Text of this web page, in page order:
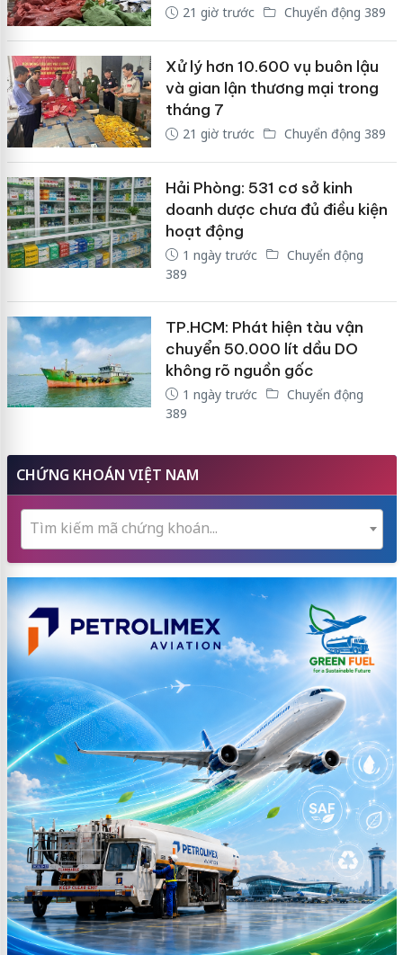
21 giờ trước Chuyển động 389
Xử lý hơn 10.600 vụ buôn lậu
và gian lận thương mại trong
tháng 7
21 giờ trước Chuyển động 389
Hải Phòng: 531 cơ sở kinh
doanh dược chưa đủ điều kiện
hoạt động
1 ngày trước
Chuyển động
389
TP.HCM: Phát hiện tàu vận
chuyển 50.000 lít dầu DO
không rõ nguồn gốc
1 ngày trước
Chuyển động
389
CHỨNG KHOÁN VIỆT NAM
Tìm kiếm mã chứng khoán...